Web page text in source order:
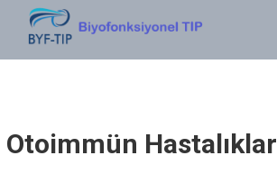
BIYOFONKSIYONEL TIP
Dr. Yasin SERT
Otoimmün Hastalıklar